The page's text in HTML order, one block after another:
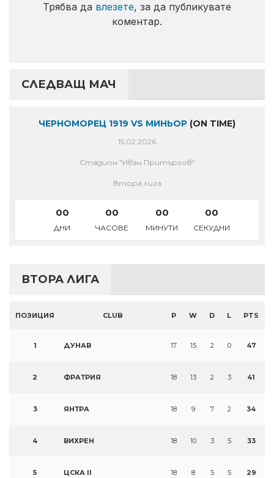
Трябва да влезете, за да публикувате
коментар.
СЛЕДВАЩ МАЧ
ЧЕРНОМОРЕЦ 1919 VS МИНЬОР (ON TIME)
15.02.2026
Стадион "Иван Притъргов"
Втора лига
00
ДНИ
00
ЧАСОВЕ
00
МИНУТИ
00
СЕКУДНИ
ВТОРА ЛИГА
ПОЗИЦИЯ CLUB P W D L PTS
1 ДУНАВ 17 15 2 0 47
2 ФРАТРИЯ 18 13 2 3 41
3 ЯНТРА 18 9 7 2 34
4 ВИХРЕН 18 10 3 5 33
5 ЦСКА II 18 8 5 5 29